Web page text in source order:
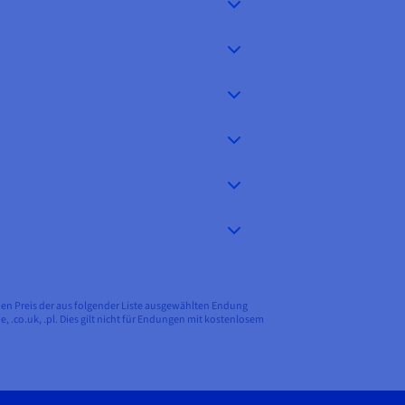
Preis der aus folgender Liste ausgewählten Endung
.co.uk, .pl. Dies gilt nicht für Endungen mit kostenlosem